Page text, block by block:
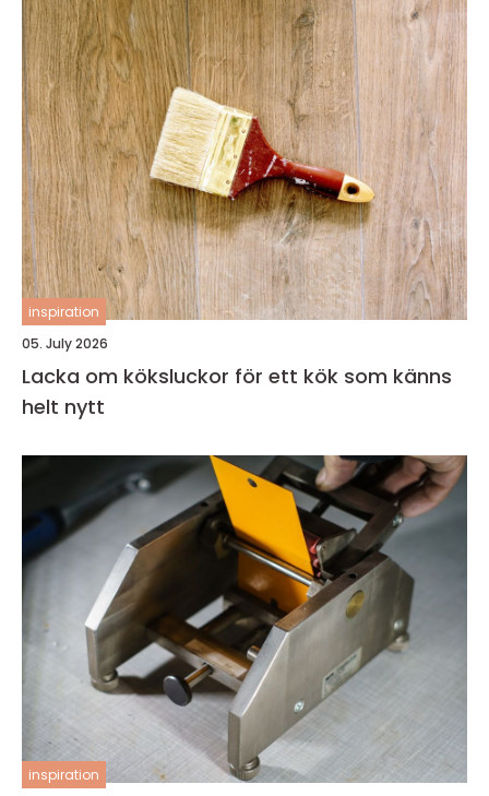
inspiration
05. July 2026
Lacka om köksluckor för ett kök som känns
helt nytt
inspiration